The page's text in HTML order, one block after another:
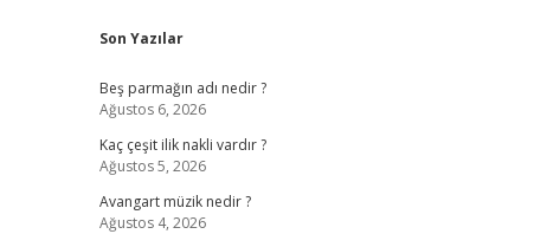
Sidebar
Son Yazılar
Beş parmağın adı nedir ?
Ağustos 6, 2026
Kaç çeşit ilik nakli vardır ?
Ağustos 5, 2026
Avangart müzik nedir ?
Ağustos 4, 2026